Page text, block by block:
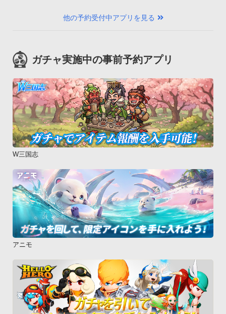
他の予約受付中アプリを見る
ガチャ実施中の事前予約アプリ
W三国志
アニモ